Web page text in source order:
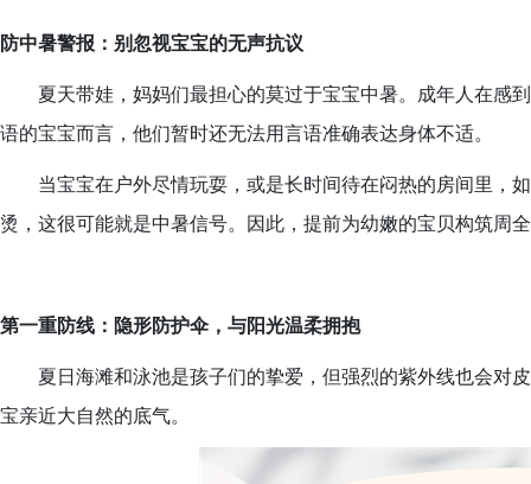
防中暑警报：别忽视宝宝的无声抗议
夏天带娃，妈妈们最担心的莫过于宝宝中暑。成年人在感
语的宝宝而言，他们暂时还无法用言语准确表达身体不适。
当宝宝在户外尽情玩耍，或是长时间待在闷热的房间里，
烫，这很可能就是中暑信号。因此，提前为幼嫩的宝贝构筑周
第一重防线：隐形防护伞，与阳光温柔拥抱
夏日海滩和泳池是孩子们的挚爱，但强烈的紫外线也会对
宝亲近大自然的底气。